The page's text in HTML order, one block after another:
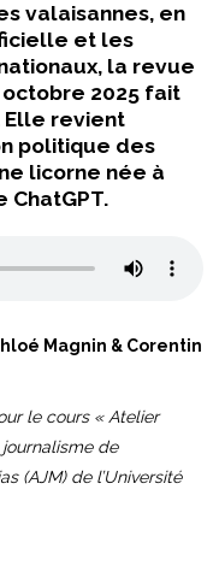
valaisannes, en
et les
la revue
2025 fait
Elle revient
politique des
licorne née à
ChatGPT.
Magnin & Corentin
le cours « Atelier
de
(AJM) de l’Université